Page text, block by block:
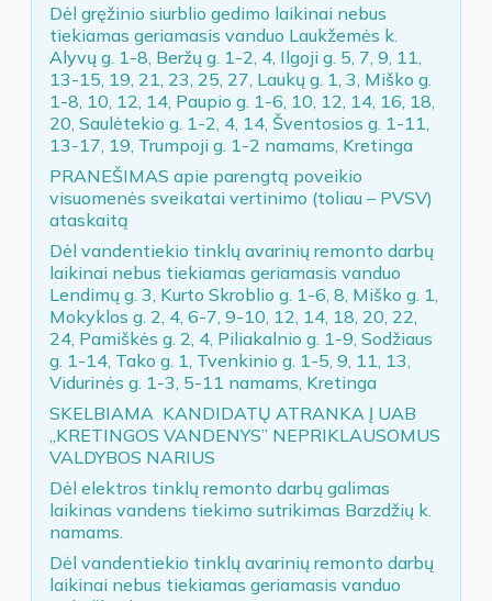
Dėl gręžinio siurblio gedimo laikinai nebus
tiekiamas geriamasis vanduo Laukžemės k.
Alyvų g. 1-8, Beržų g. 1-2, 4, Ilgoji g. 5, 7, 9, 11,
13-15, 19, 21, 23, 25, 27, Laukų g. 1, 3, Miško g.
1-8, 10, 12, 14, Paupio g. 1-6, 10, 12, 14, 16, 18,
20, Saulėtekio g. 1-2, 4, 14, Šventosios g. 1-11,
13-17, 19, Trumpoji g. 1-2 namams, Kretinga
PRANEŠIMAS apie parengtą poveikio
visuomenės sveikatai vertinimo (toliau – PVSV)
ataskaitą
Dėl vandentiekio tinklų avarinių remonto darbų
laikinai nebus tiekiamas geriamasis vanduo
Lendimų g. 3, Kurto Skroblio g. 1-6, 8, Miško g. 1,
Mokyklos g. 2, 4, 6-7, 9-10, 12, 14, 18, 20, 22,
24, Pamiškės g. 2, 4, Piliakalnio g. 1-9, Sodžiaus
g. 1-14, Tako g. 1, Tvenkinio g. 1-5, 9, 11, 13,
Vidurinės g. 1-3, 5-11 namams, Kretinga
SKELBIAMA KANDIDATŲ ATRANKA Į UAB
„KRETINGOS VANDENYS” NEPRIKLAUSOMUS
VALDYBOS NARIUS
Dėl elektros tinklų remonto darbų galimas
laikinas vandens tiekimo sutrikimas Barzdžių k.
namams.
Dėl vandentiekio tinklų avarinių remonto darbų
laikinai nebus tiekiamas geriamasis vanduo